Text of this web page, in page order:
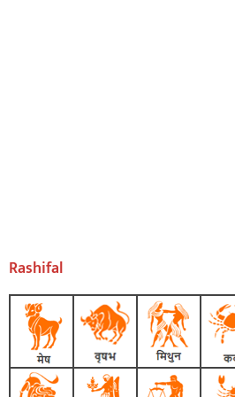
Rashifal